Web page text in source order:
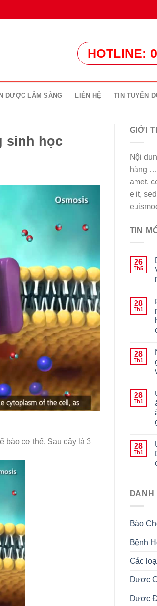
HOTLINE:
DƯỢC LÂM SÀNG LIÊN HỆ TIN TUYỂN
sinh học
bào cơ thể. Sau đây là 3
GIỚI
Nội
hàng
amet,
elit,
TIN
26
Th5
28
Th1
28
Th1
28
Th1
28
Th1
DANH
Bào
Bệnh
Các
Dược
Dược